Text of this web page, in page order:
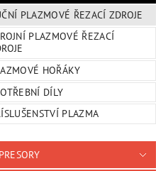
PLAZMOVÉ ŘEZACÍ ZDROJE
PLAZMOVÉ ŘEZACÍ
HOŘÁKY
DÍLY
PLAZMA